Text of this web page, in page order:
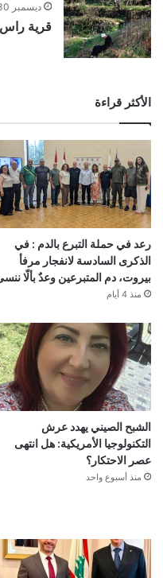
ديسمبر 30, 2021
قرية
الأكثر قراءة
رعد في حملة التبرع بالدم : في
الذكرى السادسة لانفجار مرفأ
بيروت، دم المتبرعين وعدٌ بألّا
منذ 4 أيام
الشبح الصيني يهدد عرش
التكنولوجيا الأمريكية: هل انتهى
عصر الاحتكار؟
منذ أسبوع واحد